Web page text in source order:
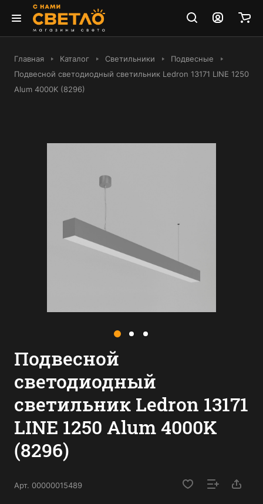
Главная Каталог Светильники
Подвесные
Подвесной светодиодный светильник Ledron 13171 LINE 1250
Alum 4000K (8296)
Подвесной
светодиодный
светильник Ledron 13171
LINE 1250 Alum 4000K
(8296)
Арт. 00000015489